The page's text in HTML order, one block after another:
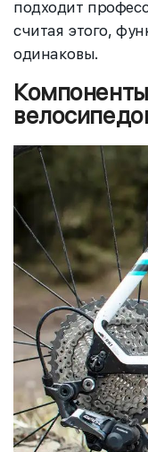
подходит
считая этого,
одинаковы.